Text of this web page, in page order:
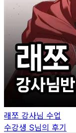
래쪼 강사님 수업
수강생 S님의 후기